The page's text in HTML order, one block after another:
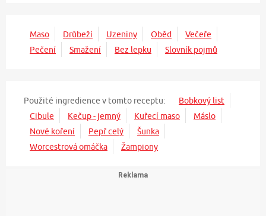
Maso Drůbeží Uzeniny Oběd
Večeře
Pečení
Smažení Bez lepku Slovník pojmů
Použité ingredience v tomto receptu:
Bobkový list
Cibule
Kečup - jemný Kuřecí maso
Máslo
Nové koření
Pepř celý
Šunka
Worcestrová omáčka
Žampiony